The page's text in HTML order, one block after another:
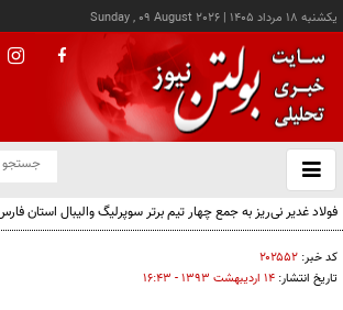
يکشنبه ۱۸ مرداد ۱۴۰۵ |
Sunday , 09 August 2026
باز
و
فولاد غدیر نی‌ریز به جمع چهار تیم برتر سوپرلیگ والیبال استان
کد خبر: ۲۰۲۵۵۲
تاریخ انتشار: ۱۴ ارديبهشت ۱۳۹۳ - ۱۶:۴۳